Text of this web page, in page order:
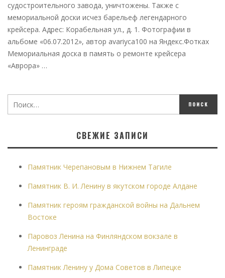
судостроительного завода, уничтожены. Также с
мемориальной доски исчез барельеф легендарного
крейсера. Адрес: Корабельная ул., д. 1. Фотографии в
альбоме «06.07.2012», автор avariyca100 на Яндекс.Фотках
Мемориальная доска в память о ремонте крейсера
«Аврора» …
СВЕЖИЕ ЗАПИСИ
Памятник Черепановым в Нижнем Тагиле
Памятник В. И. Ленину в якутском городе Алдане
Памятник героям гражданской войны на Дальнем
Востоке
Паровоз Ленина на Финляндском вокзале в
Ленинграде
Памятник Ленину у Дома Советов в Липецке